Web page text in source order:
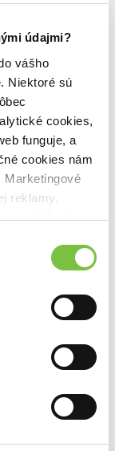
údajmi?
vášho
Niektoré sú
cookies,
funguje, a
cookies nám
Marketingové
reklamy.
Veľmi by
značky Moleskine
od júla
Zobraziť viac
modrý
2024
väzba
značky Moleskine
poslúži od júla
modrý